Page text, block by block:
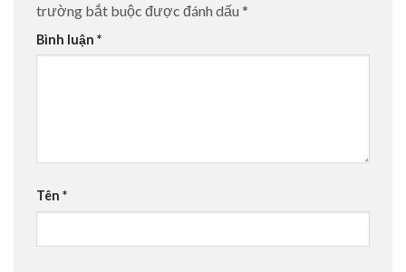
trường bắt buộc được đánh dấu *
Bình luận *
Tên *